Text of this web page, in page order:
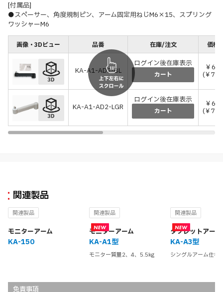
[付属品]
●スペーサー、角度規制ピン、アーム固定用ねじM6×15、スプリング
ワッシャーM6
画像・3Dビュー 品番 在庫/注文 価格(
KA-A1-AD2-BL
ログイン後在庫表示
カート
￥
(￥
KA-A1-AD2-LGR
ログイン後在庫表示
カート
￥
(￥
関連製品
関連製品
モニターアーム
KA-150
関連製品
モニターアーム
KA-A1型
モニター質量2、4、5.5kg
関連製品
タブレットアーム
KA-A3型
シングルアーム仕様
免責事項